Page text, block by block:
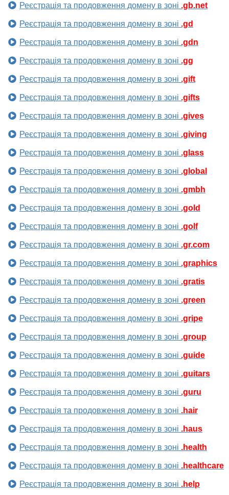
Реєстрація та продовження домену в зоні .gb.net
Реєстрація та продовження домену в зоні .gd
Реєстрація та продовження домену в зоні .gdn
Реєстрація та продовження домену в зоні .gg
Реєстрація та продовження домену в зоні .gift
Реєстрація та продовження домену в зоні .gifts
Реєстрація та продовження домену в зоні .gives
Реєстрація та продовження домену в зоні .giving
Реєстрація та продовження домену в зоні .glass
Реєстрація та продовження домену в зоні .global
Реєстрація та продовження домену в зоні .gmbh
Реєстрація та продовження домену в зоні .gold
Реєстрація та продовження домену в зоні .golf
Реєстрація та продовження домену в зоні .gr.com
Реєстрація та продовження домену в зоні .graphics
Реєстрація та продовження домену в зоні .gratis
Реєстрація та продовження домену в зоні .green
Реєстрація та продовження домену в зоні .gripe
Реєстрація та продовження домену в зоні .group
Реєстрація та продовження домену в зоні .guide
Реєстрація та продовження домену в зоні .guitars
Реєстрація та продовження домену в зоні .guru
Реєстрація та продовження домену в зоні .hair
Реєстрація та продовження домену в зоні .haus
Реєстрація та продовження домену в зоні .health
Реєстрація та продовження домену в зоні .healthcare
Реєстрація та продовження домену в зоні .help